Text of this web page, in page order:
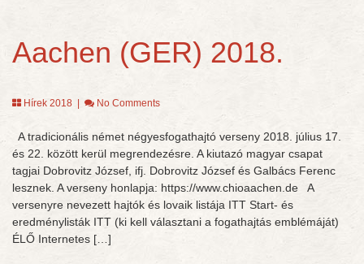
Aachen (GER) 2018.
Hírek 2018 No Comments
A tradicionális német négyesfogathajtó verseny 2018. július 17.
és 22. között kerül megrendezésre. A kiutazó magyar csapat
tagjai Dobrovitz József, ifj. Dobrovitz József és Galbács Ferenc
lesznek. A verseny honlapja: https://www.chioaachen.de A
versenyre nevezett hajtók és lovaik listája ITT Start- és
eredménylisták ITT (ki kell választani a fogathajtás emblémáját)
ÉLŐ Internetes […]